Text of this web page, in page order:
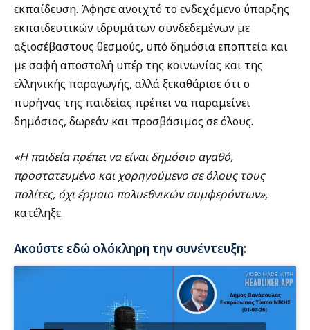
εκπαίδευση. Άφησε ανοιχτό το ενδεχόμενο ύπαρξης
εκπαιδευτικών ιδρυμάτων συνδεδεμένων με
αξιοσέβαστους θεσμούς, υπό δημόσια εποπτεία και
με σαφή αποστολή υπέρ της κοινωνίας και της
ελληνικής παραγωγής, αλλά ξεκαθάρισε ότι ο
πυρήνας της παιδείας πρέπει να παραμείνει
δημόσιος, δωρεάν και προσβάσιμος σε όλους.
«Η παιδεία πρέπει να είναι δημόσιο αγαθό,
προστατευμένο και χορηγούμενο σε όλους τους
πολίτες, όχι έρμαιο πολυεθνικών συμφερόντων»,
κατέληξε.
Ακούστε εδώ ολόκληρη την συνέντευξη: